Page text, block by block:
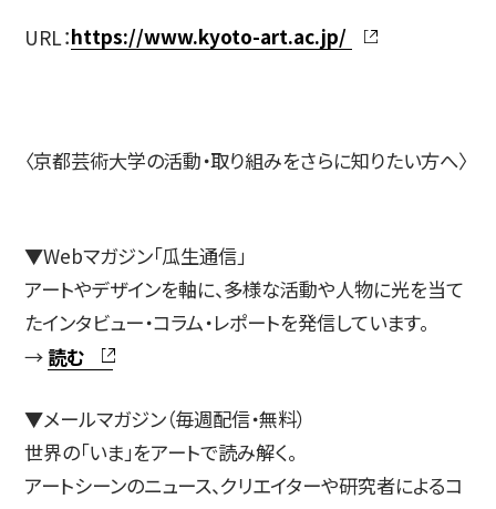
URL：https://www.kyoto-art.ac.jp/
〈京都芸術大学の活動・取り組みをさらに知りたい方へ〉
▼Webマガジン「瓜生通信」
アートやデザインを軸に、多様な活動や人物に光を当て
たインタビュー・コラム・レポートを発信しています。
→読む
▼メールマガジン（毎週配信・無料）
世界の「いま」をアートで読み解く。
アートシーンのニュース、クリエイターや研究者によるコ